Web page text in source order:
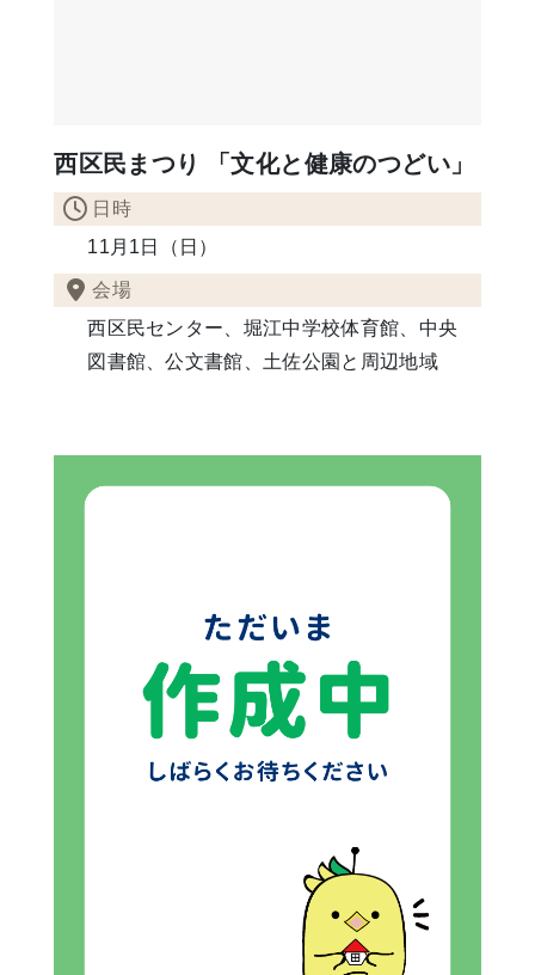
西区民まつり 「文化と健康のつどい」
日時
11月1日（日）
会場
西区民センター、堀江中学校体育館、中央
図書館、公文書館、土佐公園と周辺地域